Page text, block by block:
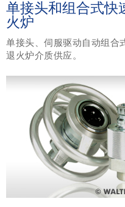
单接头和组合式快
火炉
单接头、伺服驱动自动组合
退火炉介质供应。